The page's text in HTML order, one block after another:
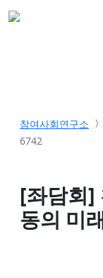
참여사회연구소
6742
[좌담회]
동의 미